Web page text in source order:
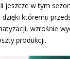
jeszcze w tym
któremu
wzrośnie
produkcji.